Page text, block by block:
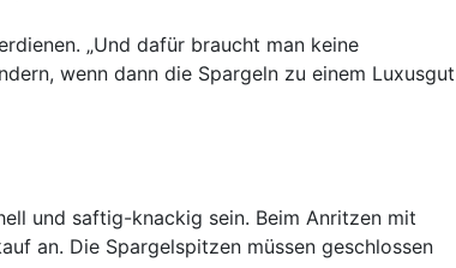
„Und dafür braucht man keine
wenn dann die Spargeln zu einem Luxusgut
und saftig-knackig sein. Beim Anritzen mit
an. Die Spargelspitzen müssen geschlossen